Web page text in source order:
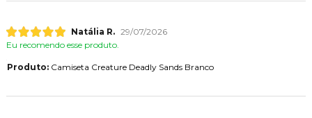
Natália R. 29/07/2026
Eu recomendo esse produto.
Produto:Camiseta Creature Deadly Sands Branco